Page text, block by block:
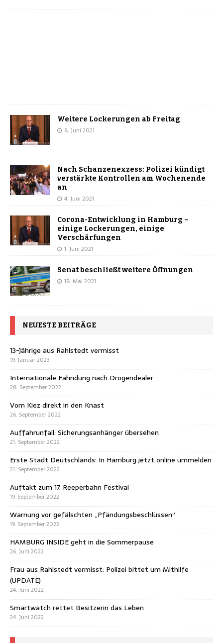
Weitere Lockerungen ab Freitag
8. Juni 2021
Nach Schanzenexzess: Polizei kündigt
verstärkte Kontrollen am Wochenende
an
4. Juni 2021
Corona-Entwicklung in Hamburg –
einige Lockerungen, einige
Verschärfungen
1. Juni 2021
Senat beschließt weitere Öffnungen
18. Mai 2021
NEUESTE BEITRÄGE
13-Jährige aus Rahlstedt vermisst
19. Januar 2023
Internationale Fahndung nach Drogendealer
28. September 2022
Vom Kiez direkt in den Knast
26. September 2022
Auffahrunfall: Sicherungsanhänger übersehen
21. September 2022
Erste Stadt Deutschlands: In Hamburg jetzt online ummelden
21. September 2022
Auftakt zum 17. Reeperbahn Festival
19. September 2022
Warnung vor gefälschten „Pfändungsbeschlüssen“
19. September 2022
HAMBURG INSIDE geht in die Sommerpause
26. Juni 2022
Frau aus Rahlstedt vermisst: Polizei bittet um Mithilfe
(UPDATE)
24. Juni 2022
Smartwatch rettet Besitzerin das Leben
24. Juni 2022